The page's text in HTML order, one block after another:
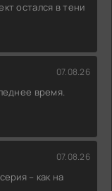
остался в тени
07.08.26
время.
07.08.26
– как на